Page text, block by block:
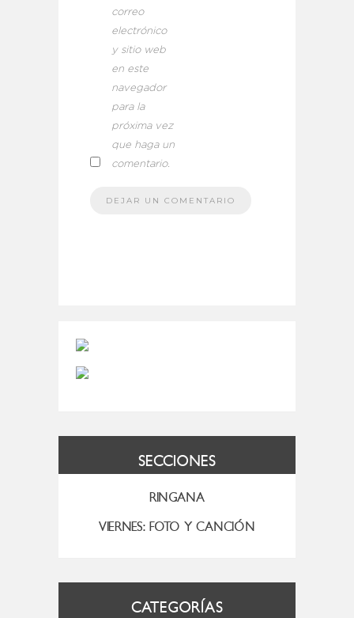
correo
electrónico
y sitio web
en este
navegador
para la
próxima vez
que haga un
comentario.
SECCIONES
RINGANA
VIERNES: FOTO Y CANCIÓN
CATEGORÍAS